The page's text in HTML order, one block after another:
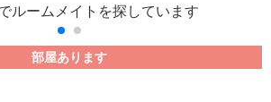
部屋あります